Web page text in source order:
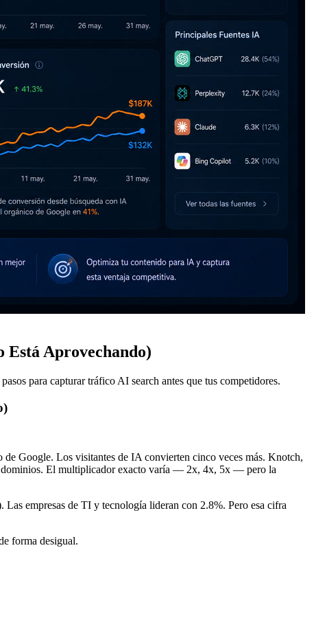
Está Aprovechando)
para capturar tráfico AI search antes que tus competidores.
Google. Los visitantes de IA convierten cinco veces más. Knotch,
dominios. El multiplicador exacto varía — 2x, 4x, 5x — pero la
Las empresas de TI y tecnología lideran con 2.8%. Pero esa cifra
forma desigual.